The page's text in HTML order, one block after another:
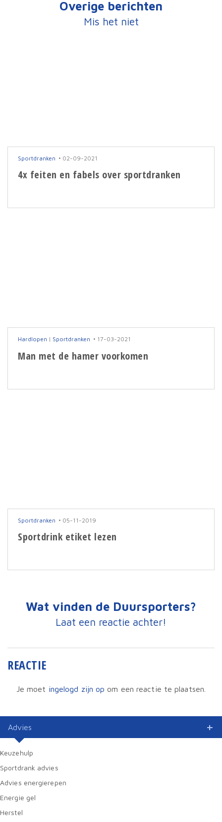
Overige berichten
Mis het niet
Sportdranken 02-09-2021
4x feiten en fabels over sportdranken
Hardlopen | Sportdranken 17-03-2021
Man met de hamer voorkomen
Sportdranken 05-11-2019
Sportdrink etiket lezen
Wat vinden de Duursporters?
Laat een reactie achter!
REACTIE
Je moet ingelogd zijn op om een reactie te plaatsen.
Advies
Keuzehulp
Sportdrank advies
Advies energierepen
Energie gel
Herstel